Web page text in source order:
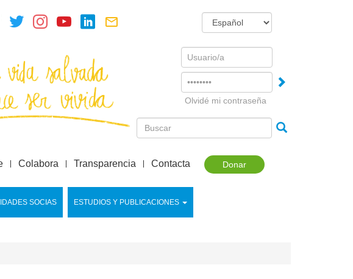
Username
Olvidé mi contraseña
Donar
SOCIAS ESTUDIOS Y PUBLICACIONES
Colabora Transparencia Contacta